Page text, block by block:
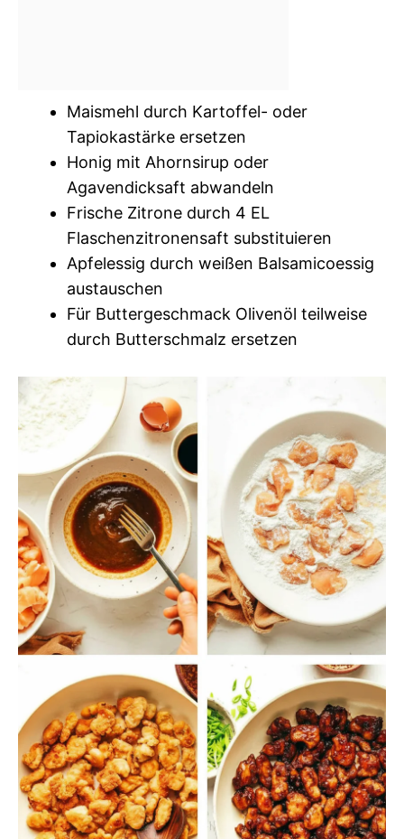
Maismehl durch Kartoffel- oder
Tapiokastärke ersetzen
Honig mit Ahornsirup oder
Agavendicksaft abwandeln
Frische Zitrone durch 4 EL
Flaschenzitronensaft substituieren
Apfelessig durch weißen Balsamicoessig
austauschen
Für Buttergeschmack Olivenöl teilweise
durch Butterschmalz ersetzen